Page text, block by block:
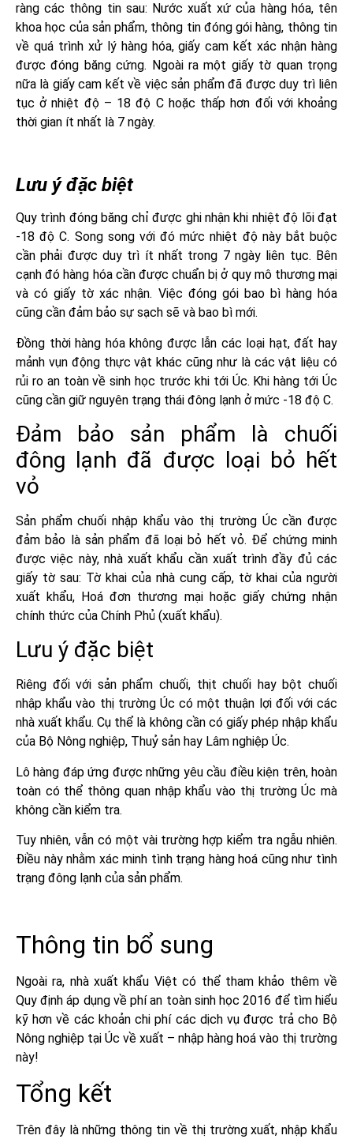
ràng các thông tin sau: Nước xuất xứ của hàng hóa, tên
khoa học của sản phẩm, thông tin đóng gói hàng, thông tin
về quá trình xử lý hàng hóa, giấy cam kết xác nhận hàng
được đóng băng cứng. Ngoài ra một giấy tờ quan trọng
nữa là giấy cam kết về việc sản phẩm đã được duy trì liên
tục ở nhiệt độ – 18 độ C hoặc thấp hơn đối với khoảng
thời gian ít nhất là 7 ngày.
Lưu ý đặc biệt
Quy trình đóng băng chỉ được ghi nhận khi nhiệt độ lõi đạt
-18 độ C. Song song với đó mức nhiệt độ này bắt buộc
cần phải được duy trì ít nhất trong 7 ngày liên tục. Bên
cạnh đó hàng hóa cần được chuẩn bị ở quy mô thương mại
và có giấy tờ xác nhận. Việc đóng gói bao bì hàng hóa
cũng cần đảm bảo sự sạch sẽ và bao bì mới.
Đồng thời hàng hóa không được lẫn các loại hạt, đất hay
mảnh vụn động thực vật khác cũng như là các vật liệu có
rủi ro an toàn về sinh học trước khi tới Úc. Khi hàng tới Úc
cũng cần giữ nguyên trạng thái đông lạnh ở mức -18 độ C.
Đảm bảo sản phẩm là chuối
đông lạnh đã được loại bỏ hết
vỏ
Sản phẩm chuối nhập khẩu vào thị trường Úc cần được
đảm bảo là sản phẩm đã loại bỏ hết vỏ. Để chứng minh
được việc này, nhà xuất khẩu cần xuất trình đầy đủ các
giấy tờ sau: Tờ khai của nhà cung cấp, tờ khai của người
xuất khẩu, Hoá đơn thương mại hoặc giấy chứng nhận
chính thức của Chính Phủ (xuất khẩu).
Lưu ý đặc biệt
Riêng đối với sản phẩm chuối, thịt chuối hay bột chuối
nhập khẩu vào thị trường Úc có một thuận lợi đối với các
nhà xuất khẩu. Cụ thể là không cần có giấy phép nhập khẩu
của Bộ Nông nghiệp, Thuỷ sản hay Lâm nghiệp Úc.
Lô hàng đáp ứng được những yêu cầu điều kiện trên, hoàn
toàn có thể thông quan nhập khẩu vào thị trường Úc mà
không cần kiểm tra.
Tuy nhiên, vẫn có một vài trường hợp kiểm tra ngẫu nhiên.
Điều này nhằm xác minh tình trạng hàng hoá cũng như tình
trạng đông lạnh của sản phẩm.
Thông tin bổ sung
Ngoài ra, nhà xuất khẩu Việt có thể tham khảo thêm về
Quy định áp dụng về phí an toàn sinh học 2016 để tìm hiểu
kỹ hơn về các khoản chi phí các dịch vụ được trả cho Bộ
Nông nghiệp tại Úc về xuất – nhập hàng hoá vào thị trường
này!
Tổng kết
Trên đây là những thông tin về thị trường xuất, nhập khẩu